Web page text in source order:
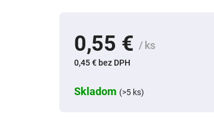
0,55 € / ks
0,45 € bez DPH
Skladom (>5 ks)